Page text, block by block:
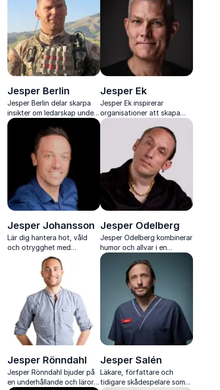
verktyg och stark visuell
storytelling
samhällsutveckling
Jesper Berlin
Jesper Berlin delar skarpa
insikter om ledarskap under
extrem press och hur du
bygger starka, effektiva
team i vardagen
Jesper Ek
Jesper Ek inspirerar
organisationer att skapa
resultat genom äkta
engagemang och ett
modernt synsätt på
Jesper Johansson
Lär dig hantera hot, våld
och otrygghet med
konkreta metoder och
mental träning från en
erfaren polis
Jesper Odelberg
Jesper Odelberg kombinerar
humor och allvar i en
föreläsning som utmanar
normer och öppnar nya
perspektiv
Jesper Rönndahl
Jesper Rönndahl bjuder på
en underhållande och lärorik
Jesper Salén
Läkare, författare och
tidigare skådespelare som